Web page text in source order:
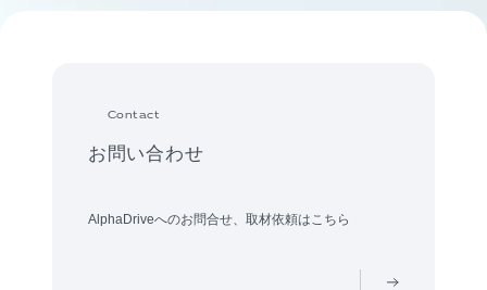
Contact
お問い合わせ
AlphaDriveへのお問合せ、取材依頼はこちら